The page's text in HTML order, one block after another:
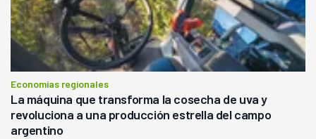
Economías regionales
La máquina que transforma la cosecha de uva y
revoluciona a una producción estrella del campo
argentino